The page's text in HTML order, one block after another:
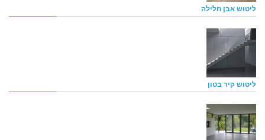
ליטוש אבן חלילה
ליטוש קיר בטון